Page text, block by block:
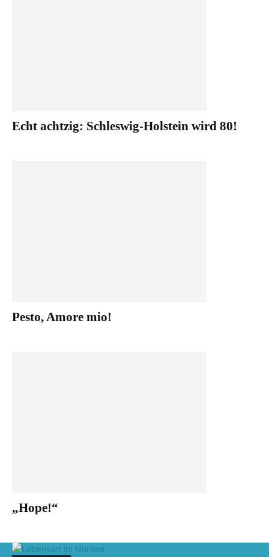
Echt achtzig: Schleswig-Holstein wird 80!
Pesto, Amore mio!
„Hope!“